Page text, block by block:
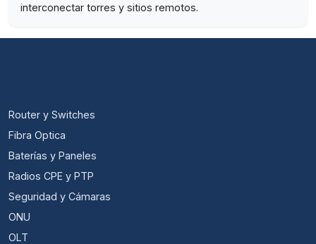
interconectar torres y sitios remotos.
Router y Switches
Fibra Optica
Baterías y Paneles
Radios CPE y PTP
Seguridad y Cámaras
ONU
OLT